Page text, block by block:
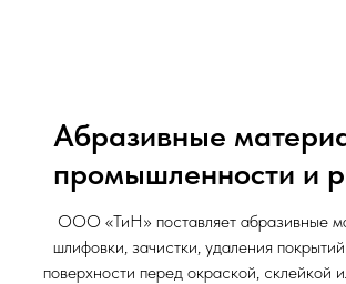
Абразивные
промышленности и
ООО «ТиН» поставляет абразивные
шлифовки, зачистки, удаления
поверхности перед окраской, склейкой